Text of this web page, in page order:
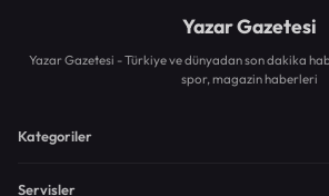
Yazar Gazetesi
Yazar Gazetesi - Türkiye ve dünyadan son dakika
spor, magazin haberleri
Kategoriler
Servisler